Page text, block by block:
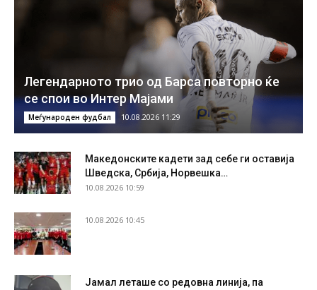
Легендарното трио од Барса повторно ќе
се спои во Интер Мајами
Меѓународен фудбал 10.08.2026 11:29
Македонските кадети зад себе ги оставија
Шведска, Србија, Норвешка…
10.08.2026 10:59
10.08.2026 10:45
Јамал леташе со редовна линија, па